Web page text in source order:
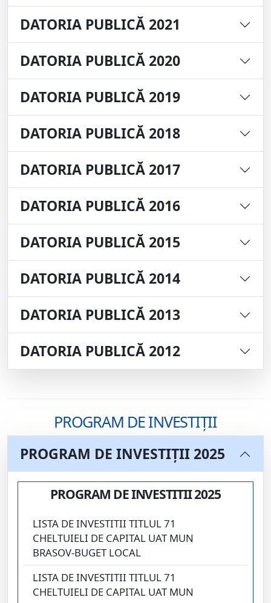
DATORIA PUBLICĂ 2021
DATORIA PUBLICĂ 2020
DATORIA PUBLICĂ 2019
DATORIA PUBLICĂ 2018
DATORIA PUBLICĂ 2017
DATORIA PUBLICĂ 2016
DATORIA PUBLICĂ 2015
DATORIA PUBLICĂ 2014
DATORIA PUBLICĂ 2013
DATORIA PUBLICĂ 2012
PROGRAM DE INVESTIȚII
PROGRAM DE INVESTIȚII 2025
PROGRAM DE INVESTITII 2025
LISTA DE INVESTITII TITLUL 71
CHELTUIELI DE CAPITAL UAT MUN
BRASOV-BUGET LOCAL
LISTA DE INVESTITII TITLUL 71
CHELTUIELI DE CAPITAL UAT MUN